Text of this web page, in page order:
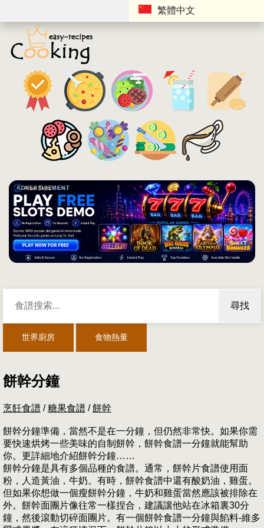
繁體中文
ADVERTISEMENT
尋找
世界廚房 食物熱量
餅幹分鐘
烹飪食譜 /糖果食譜 /餅幹
餅幹分鐘準備，當然不是在一分鐘，但仍然非常快。如果你需
要快速烘烤一些美味的自制餅幹，餅幹食譜一分鐘就能幫助
你。更詳細地介紹餅幹分鐘……
餅幹分鐘是具有多個品種的食譜。通常，餅幹片食譜使用面
粉，人造黃油，牛奶。有時，餅幹食譜中還有酸奶油，雞蛋。
但如果你想做一個瘦餅幹分鐘，牛奶和雞蛋當然應該被排除在
外。餅幹面團片像往常一樣捏合，建議讓他站在冰箱裏30分
鐘，然後滾動切碎面團片。有一個餅幹食譜一分鐘與餡料-維多